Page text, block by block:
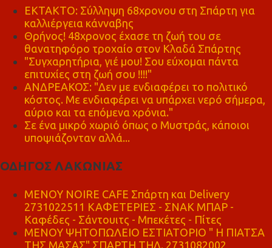
ΕΚΤΑΚΤΟ: Σύλληψη 68χρονου στη Σπάρτη για
καλλιέργεια κάνναβης
Θρήνος! 48χρονος έχασε τη ζωή του σε
θανατηφόρο τροχαίο στον Κλαδά Σπάρτης
"Συγχαρητήρια, γιέ μου! Σου εύχομαι πάντα
επιτυχίες στη ζωή σου !!!!"
ΑΝΔΡΕΑΚΟΣ: "Δεν με ενδιαφέρει το πολιτικό
κόστος. Με ενδιαφέρει να υπάρχει νερό σήμερα,
αύριο και τα επόμενα χρόνια."
Σε ένα μικρό χωριό όπως ο Μυστράς, κάποιοι
υποψιάζονταν αλλά...
ΟΔΗΓΟΣ ΛΑΚΩΝΙΑΣ
MENOY NOIRE CAFE Σπάρτη και Delivery
2731022511 ΚΑΦΕΤΕΡΙΕΣ - ΣΝΑΚ ΜΠΑΡ -
Καφέδες - Σάντουιτς - Μπεκέτες - Πίτες
ΜΕΝΟΥ ΨΗΤΟΠΩΛΕΙΟ ΕΣΤΙΑΤΟΡΙΟ " Η ΠΙΑΤΣΑ
ΤΗΣ ΜΑΣΑΣ" ΣΠΑΡΤΗ ΤΗΛ. 2731082002